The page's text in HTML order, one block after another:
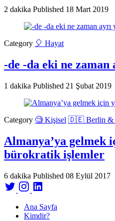
2 dakika Published 18 Mart 2019
Category 🎈 Hayat
-de -da eki ne zaman
1 dakika Published 21 Şubat 2019
Category 🧐 Kişisel 🇩🇪 Berlin &
Almanya’ya gelmek
bürokratik işlemler
6 dakika Published 08 Eylül 2017
Ana Sayfa
Kimdir?